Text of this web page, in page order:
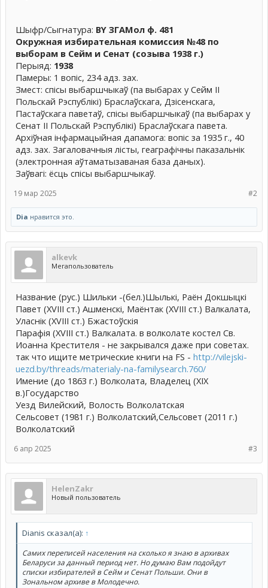
Шыфр/Сыгнатура: BY ЗГАМол ф. 481
Окружная избирательная комиссия №48 по
выборам в Сейм и Сенат (созыва 1938 г.)
Перыяд: 1938
Памеры: 1 вопіс, 234 адз. зах.
Змест: спісы выбаршчыкаў (па выбарах у Сейм ІІ
Польскай Рэспублікі) Браслаўскага, Дзісенскага,
Пастаўскага паветаў, спісы выбаршчыкаў (па выбарах у
Сенат ІІ Польскай Рэспублікі) Браслаўскага павета.
Архіўная інфармацыйная дапамога: вопіс за 1935 г., 40
адз. зах. Загаловачныя лісты, геаграфічны паказальнік
(электронная аўтаматызаваная база даных).
Заўвагі: ёсць спісы выбаршчыкаў.
#2
19 мар 2025
Dia нравится это.
alkevk
Мегапользователь
Название (рус.) Шильки -(бел.)Шылькі, Раён Докшыцкі
Павет (XVIII ст.) Ашменскі, Маёнтак (XVIII ст.) Валкалата,
Уласнік (XVIII ст.) Бжастоўскія
Парафія (XVIII ст.) Валкалата. в волколате костел Св.
Иоанна Крестителя - не закрывался даже при советах.
так что ищите метрические книги на FS - http://vilejski-
uezd.by/threads/materialy-na-familysearch.760/
Имение (до 1863 г.) Волколата, Владелец (XIX
в.)Государство
Уезд Вилейский, Волость Волколатская
Сельсовет (1981 г.) Волколатский,Сельсовет (2011 г.)
Волколатский
#3
6 апр 2025
HelenZakr
Новый пользователь
Dianis сказал(а): ↑
Самих переписей населения на сколько я знаю в архивах
Беларуси за данный период нет. Но думаю Вам подойдут
списки избирателей в Сейм и Сенат Польши. Они в
Зональном архиве в Молодечно.